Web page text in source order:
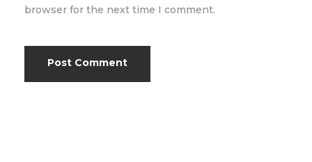
browser for the next time I comment.